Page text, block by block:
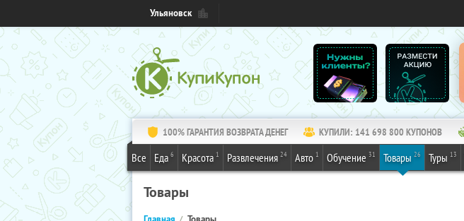
Ульяновск
100% ГАРАНТИЯ ВОЗВРАТА ДЕНЕГ КУПИЛИ: 141 698 800КУПОНОВ
Все Еда 6 Красота 1 Развлечения 24 Авто 1 Обучение 31 Товары 26 Туры 13
Товары